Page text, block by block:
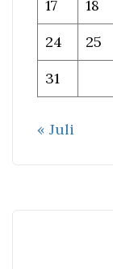
17
18
24
25
31
« Juli